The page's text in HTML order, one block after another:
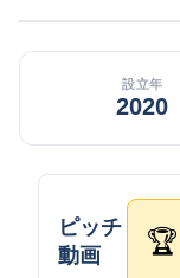
設立年
2020
ピッチ
動画
🏆